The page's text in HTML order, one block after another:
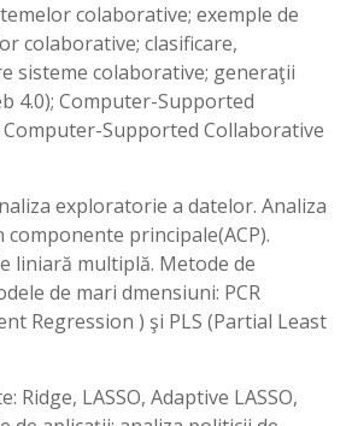
colaborative; exemple de
colaborative; clasificare,
sisteme colaborative; generaţii
4.0); Computer-Supported
Supported Collaborative
exploratorie a datelor. Analiza
principale(ACP).
liniară multiplă. Metode de
de mari dmensiuni: PCR
Regression ) şi PLS (Partial Least
Ridge, LASSO, Adaptive LASSO,